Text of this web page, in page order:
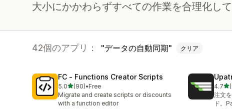
大小にかかわらずすべての作業を合理化し
42個のアプリ： データの自動同期 クリア
FC ‑ Functions Creator Scripts
5.05つ星中
(90)
合計レビュー数：90件
•Free
Migrate and create scripts or discounts
with a function editor
4.75
合計
注文
ド。